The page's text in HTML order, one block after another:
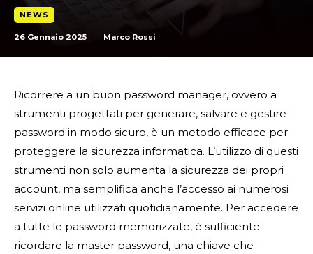
NEWS
26 Gennaio 2025 Marco Rossi
Ricorrere a un buon password manager, ovvero a
strumenti progettati per generare, salvare e gestire
password in modo sicuro, è un metodo efficace per
proteggere la sicurezza informatica. L’utilizzo di questi
strumenti non solo aumenta la sicurezza dei propri
account, ma semplifica anche l’accesso ai numerosi
servizi online utilizzati quotidianamente. Per accedere
a tutte le password memorizzate, è sufficiente
ricordare la master password, una chiave che